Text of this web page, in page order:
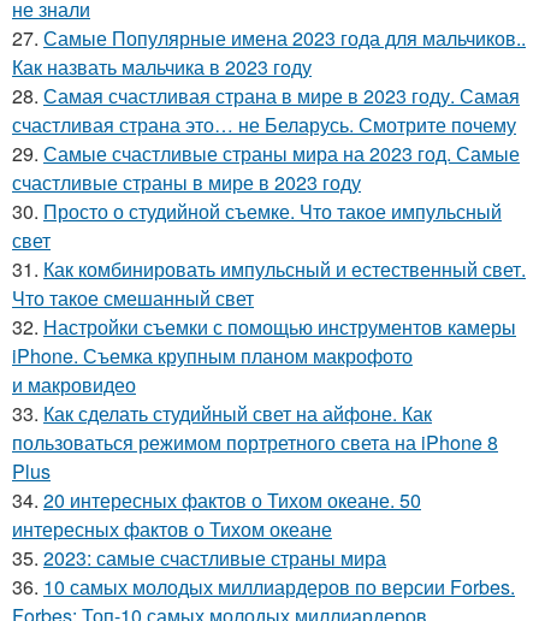
не знали
27. Самые Популярные имена 2023 года для мальчиков..
Как назвать мальчика в 2023 году
28. Самая счастливая страна в мире в 2023 году. Самая
счастливая страна это… не Беларусь. Смотрите почему
29. Самые счастливые страны мира на 2023 год. Самые
счастливые страны в мире в 2023 году
30. Просто о студийной съемке. Что такое импульсный
свет
31. Как комбинировать импульсный и естественный свет.
Что такое смешанный свет
32. Настройки съемки с помощью инструментов камеры
iPhone. Съемка крупным планом макрофото
и макровидео
33. Как сделать студийный свет на айфоне. Как
пользоваться режимом портретного света на iPhone 8
Plus
34. 20 интересных фактов о Тихом океане. 50
интересных фактов о Тихом океане
35. 2023: самые счастливые страны мира
36. 10 самых молодых миллиардеров по версии Forbes.
Forbes: Топ-10 самых молодых миллиардеров